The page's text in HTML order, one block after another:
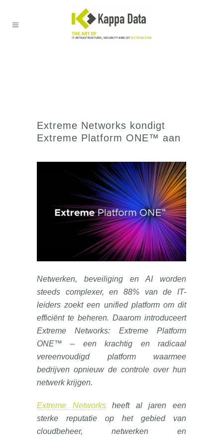
Extreme Networks kondigt
Extreme Platform ONE™ aan
Netwerken, beveiliging en AI worden
steeds complexer, en 88% van de IT-
leiders zoekt een unified platform om dit
efficiënt te beheren. Daarom introduceert
Extreme Networks: Extreme Platform
ONE™ – een krachtig en radicaal
vereenvoudigd platform waarmee
bedrijven opnieuw de controle over hun
netwerk krijgen.
Extreme Networksheeft al jaren een
sterke reputatie op het gebied van
cloudbeheer, netwerken en